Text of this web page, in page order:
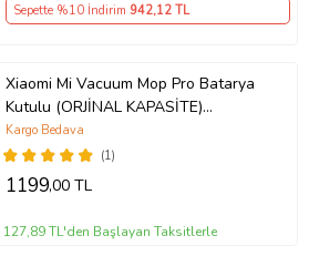
Sepette %10 İndirim 942,12 TL
Xiaomi Mi Vacuum Mop Pro Batarya
Kutulu (ORJİNAL KAPASİTE)
3.200mah Robot Süpürge Bataryası
(1)
Kargo Bedava
1199,00 TL
127,89 TL'den Başlayan Taksitlerle